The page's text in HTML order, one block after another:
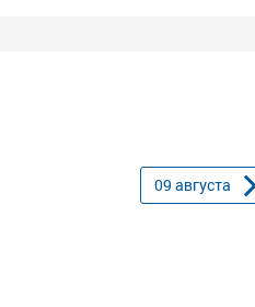
09 августа